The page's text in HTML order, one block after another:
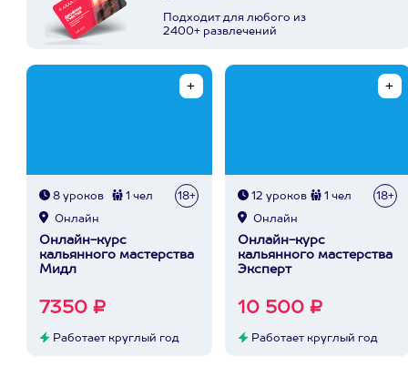
Подходит для любого из
2400+ развлечений
8 уроков 1 чел 18+
Онлайн
Онлайн-курс
кальянного мастерства
Мидл
7350 ₽
Работает круглый год
12 уроков 1 чел 18+
Онлайн
Онлайн-курс
кальянного мастерства
Эксперт
10 500 ₽
Работает круглый год